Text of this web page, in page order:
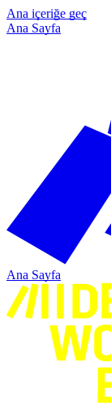
Ana içeriğe geç
Ana Sayfa
Ana Sayfa